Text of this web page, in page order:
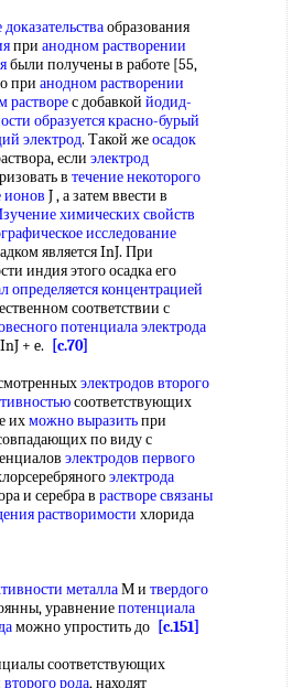
образования
при анодном растворении
были получены в работе [55,
при анодном растворении
растворес добавкой йодид-
образуетсякрасно-бурый
электрод. Такой жеосадок
если электрод
в течение некоторого
ионов J , а затем ввести в
химических свойств
исследование
является InJ. При
индия этого осадка его
определяется концентрацией
соответствии с
потенциала электрода
+ e.
[c.70]
электродов второго
соответствующих
ихможно выразитьпри
по виду с
электродов первого
электрода
и серебра в растворе связаны
растворимости хлорида
металлаМ и твердого
уравнениепотенциала
можно упростить до [c.151]
соответствующих
второго рода, находят